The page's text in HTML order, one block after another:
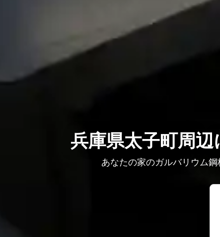
兵庫県太子町周
あなたの家のガルバリウム